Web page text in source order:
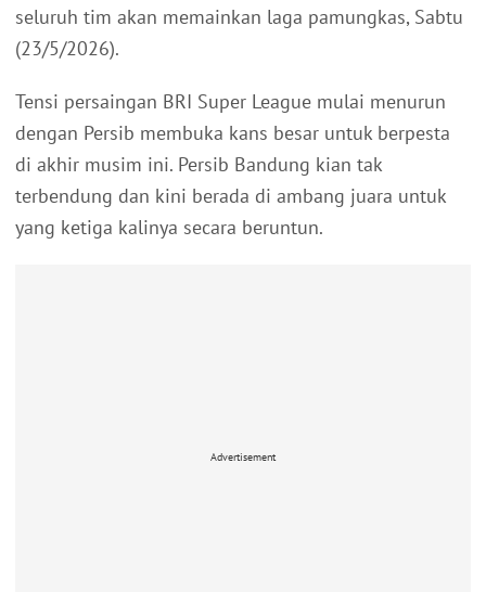
seluruh tim akan memainkan laga pamungkas, Sabtu
(23/5/2026).
Tensi persaingan BRI Super League mulai menurun
dengan Persib membuka kans besar untuk berpesta
di akhir musim ini. Persib Bandung kian tak
terbendung dan kini berada di ambang juara untuk
yang ketiga kalinya secara beruntun.
Advertisement